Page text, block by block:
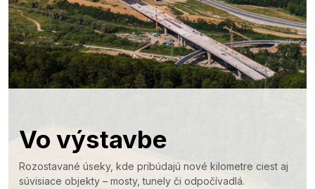
Vo výstavbe
Rozostavané úseky, kde pribúdajú nové kilometre ciest aj
súvisiace objekty – mosty, tunely či odpočívadlá.